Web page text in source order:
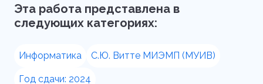
Эта работа представлена в
следующих категориях:
Информатика С.Ю. Витте МИЭМП (МУИВ)
Год сдачи: 2024